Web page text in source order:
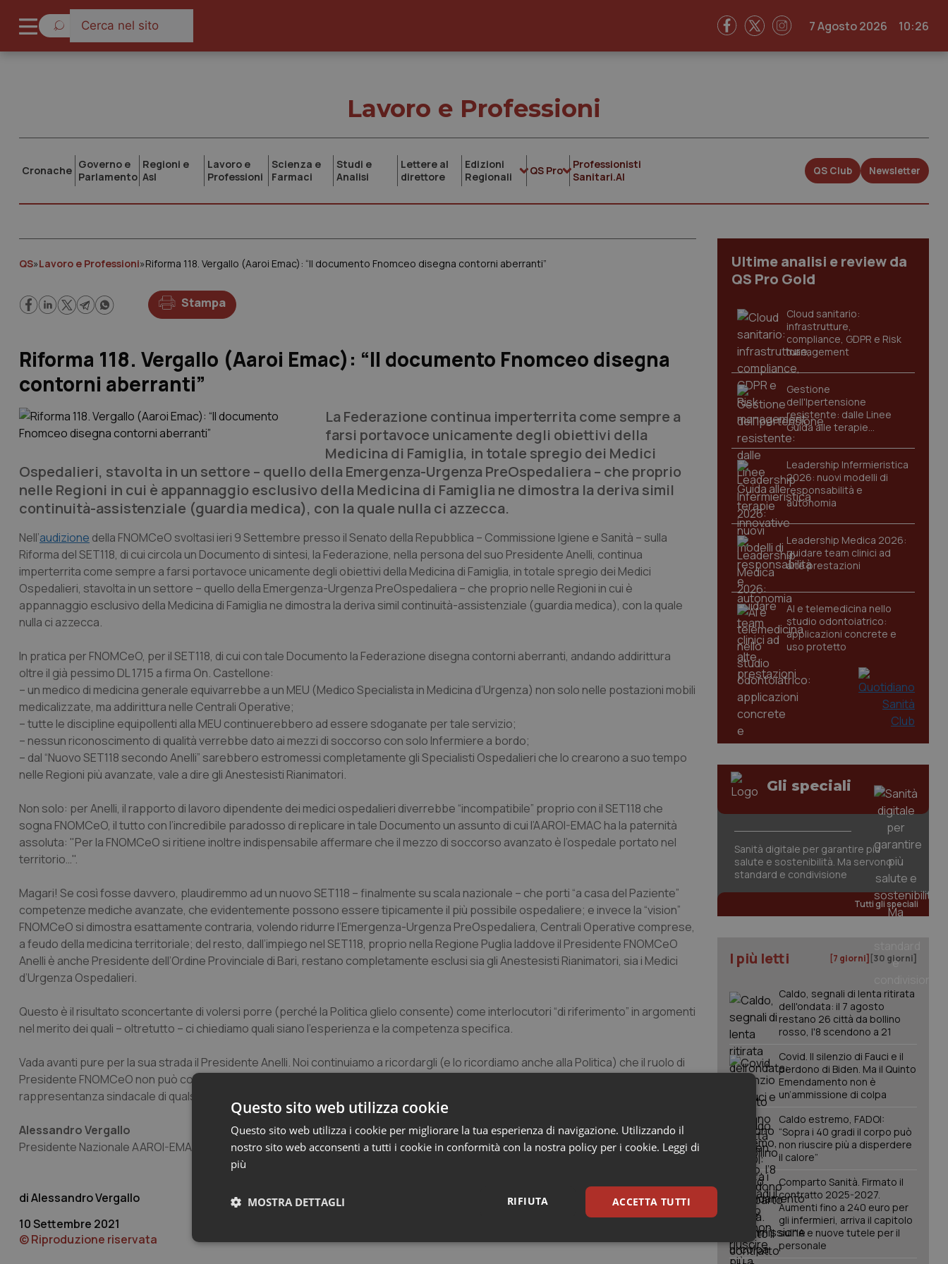
7 Agosto 2026 10:26
Lavoro e Professioni
Cronache Governo e
Parlamento
Regioni e
Asl
Lavoro e
Professioni
Scienza e
Farmaci
Studi e
Analisi
Lettere al
direttore
Edizioni
Regionali
QS Pro
Professionisti
Sanitari.AI
QS Club Newsletter
QS»Lavoro e Professioni»Riforma 118. Vergallo (Aaroi Emac): “Il documento Fnomceo disegna contorni aberranti”
Stampa
Riforma 118. Vergallo (Aaroi Emac): “Il documento Fnomceo disegna
contorni aberranti”
La Federazione continua imperterrita come sempre a
farsi portavoce unicamente degli obiettivi della
Medicina di Famiglia, in totale spregio dei Medici
Ospedalieri, stavolta in un settore – quello della Emergenza-Urgenza PreOspedaliera – che proprio
nelle Regioni in cui è appannaggio esclusivo della Medicina di Famiglia ne dimostra la deriva simil
continuità-assistenziale (guardia medica), con la quale nulla ci azzecca.
Nell’audizione della FNOMCeO svoltasi ieri 9 Settembre presso il Senato della Repubblica – Commissione Igiene e Sanità – sulla
Riforma del SET118, di cui circola un Documento di sintesi, la Federazione, nella persona del suo Presidente Anelli, continua
imperterrita come sempre a farsi portavoce unicamente degli obiettivi della Medicina di Famiglia, in totale spregio dei Medici
Ospedalieri, stavolta in un settore – quello della Emergenza-Urgenza PreOspedaliera – che proprio nelle Regioni in cui è
appannaggio esclusivo della Medicina di Famiglia ne dimostra la deriva simil continuità-assistenziale (guardia medica), con la quale
nulla ci azzecca.
In pratica per FNOMCeO, per il SET118, di cui con tale Documento la Federazione disegna contorni aberranti, andando addirittura
oltre il già pessimo DL 1715 a firma On. Castellone:
– un medico di medicina generale equivarrebbe a un MEU (Medico Specialista in Medicina d’Urgenza) non solo nelle postazioni mobili
medicalizzate, ma addirittura nelle Centrali Operative;
– tutte le discipline equipollenti alla MEU continuerebbero ad essere sdoganate per tale servizio;
– nessun riconoscimento di qualità verrebbe dato ai mezzi di soccorso con solo Infermiere a bordo;
– dal “Nuovo SET118 secondo Anelli” sarebbero estromessi completamente gli Specialisti Ospedalieri che lo crearono a suo tempo
nelle Regioni più avanzate, vale a dire gli Anestesisti Rianimatori.
Non solo: per Anelli, il rapporto di lavoro dipendente dei medici ospedalieri diverrebbe “incompatibile” proprio con il SET118 che
sogna FNOMCeO, il tutto con l’incredibile paradosso di replicare in tale Documento un assunto di cui l’AAROI-EMAC ha la paternità
assoluta: "Per la FNOMCeO si ritiene inoltre indispensabile affermare che il mezzo di soccorso avanzato è l’ospedale portato nel
territorio…".
Magari! Se così fosse davvero, plaudiremmo ad un nuovo SET118 – finalmente su scala nazionale – che porti “a casa del Paziente”
competenze mediche avanzate, che evidentemente possono essere tipicamente il più possibile ospedaliere; e invece la “vision”
FNOMCeO si dimostra esattamente contraria, volendo ridurre l’Emergenza-Urgenza PreOspedaliera, Centrali Operative comprese,
a feudo della medicina territoriale; del resto, dall’impiego nel SET118, proprio nella Regione Puglia laddove il Presidente FNOMCeO
Anelli è anche Presidente dell’Ordine Provinciale di Bari, restano completamente esclusi sia gli Anestesisti Rianimatori, sia i Medici
d’Urgenza Ospedalieri.
Questo è il risultato sconcertante di volersi porre (perché la Politica glielo consente) come interlocutori “di riferimento” in argomenti
nel merito dei quali – oltretutto – ci chiediamo quali siano l’esperienza e la competenza specifica.
Vada avanti pure per la sua strada il Presidente Anelli. Noi continuiamo a ricordargli (e lo ricordiamo anche alla Politica) che il ruolo di
Presidente FNOMCeO non può coincidere con quello di portavoce degli interessi della Medicina di base, né con quello di
rappresentanza sindacale di qualsivoglia settore professionale medico.
Alessandro Vergallo
Presidente Nazionale AAROI-EMAC
Alessandro Vergallo
10 Settembre 2021
© Riproduzione riservata
Ultime analisi e review da
QS Pro Gold
Cloud sanitario:
infrastrutture,
compliance, GDPR e Risk
management
Gestione
dell'Ipertensione
resistente: dalle Linee
Guida alle terapie
innovative
Leadership Infermieristica
2026: nuovi modelli di
responsabilità e
autonomia
Leadership Medica 2026:
guidare team clinici ad
alte prestazioni
AI e telemedicina nello
studio odontoiatrico:
applicazioni concrete e
uso protetto
Gli speciali
Sanità digitale per garantire più
salute e sostenibilità. Ma servono
standard e condivisione
Tutti gli speciali
I più letti [7 giorni] [30 giorni]
Caldo, segnali di lenta ritirata
dell'ondata: il 7 agosto
restano 26 città da bollino
rosso, l'8 scendono a 21
Covid. Il silenzio di Fauci e il
perdono di Biden. Ma il Quinto
Emendamento non è
un’ammissione di colpa
Caldo estremo, FADOI:
“Sopra i 40 gradi il corpo può
non riuscire più a disperdere
il calore”
Comparto Sanità. Firmato il
contratto 2025-2027.
Aumenti fino a 240 euro per
gli infermieri, arriva il capitolo
sull'IA e nuove tutele per il
personale
Questo sito web utilizza cookie
Questo sito web utilizza i cookie per migliorare la tua esperienza di navigazione. Utilizzando il
nostro sito web acconsenti a tutti i cookie in conformità con la nostra policy per i cookie. Leggi di
più
ACCETTA TUTTI
RIFIUTA
MOSTRA DETTAGLI
Necessari Statistici Marketing